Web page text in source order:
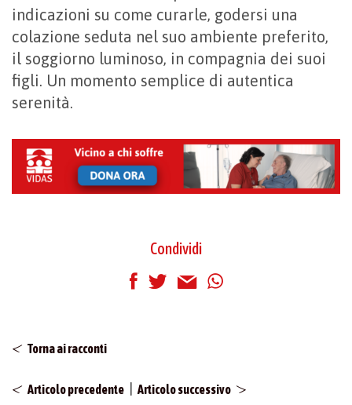
indicazioni su come curarle, godersi una
colazione seduta nel suo ambiente preferito,
il soggiorno luminoso, in compagnia dei suoi
figli. Un momento semplice di autentica
serenità.
Condividi
Torna ai racconti
Articolo precedente Articolo successivo